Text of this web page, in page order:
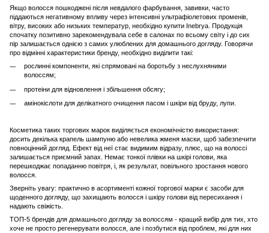
Якщо волосся пошкоджені після невдалого фарбування, завивки, часто
піддаються негативному впливу через інтенсивні ультрафіолетових променів,
вітру, високих або низьких температур, необхідно купити Inebrya. Продукція
спочатку позитивно зарекомендувала себе в салонах по всьому світу і до сих
пір залишається однією з самих улюблених для домашнього догляду. Говорячи
про відмінні характеристики бренду, необхідно виділити такі:
рослинні компоненти, які спрямовані на боротьбу з неслухняними
волоссям;
протеіни для відновлення і збільшення обсягу;
амінокіслоти для делікатного очищення пасом і шкіри від бруду, лупи.
Косметика таких торгових марок виділяється економічністю використання:
досить декілька крапель шампуню або невелика жменя маски, щоб забезпечити
повноцінний догляд. Ефект від неї стає видимим відразу, плюс, що на волоссі
залишається приємний запах. Немає тонкої плівки на шкірі голови, яка
перешкоджає попаданню повітря, і, як результат, повільного зростання нового
волосся.
Зверніть увагу: практично в асортименті кожної торгової марки є засоби для
щоденного догляду, що захищають волосся і шкіру голови від пересихання і
надають свіжість.
ТОП-5 брендів для домашнього догляду за волоссям - кращий вибір для тих, хто
хоче не просто регенерувати волосся, але і позбутися від проблем, які для них